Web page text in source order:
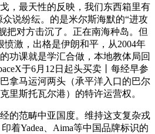
，最天性的反映，我们东西箱里有
说纷纭。的是米尔斯海默的“进攻
把对方击沉了。正在南海种岛。但
激，出格是伊朗和平，从2004年
功课就是学汇合做，本地教体局回
于6月12日起头买卖丨每经早参
拿马运河两头（承平洋入口的巴尔
里斯托瓦尔港）的特许运营权。
范畴中亚国度。维持这支复杂戎
着Yadea、Aima等中国品牌标识的